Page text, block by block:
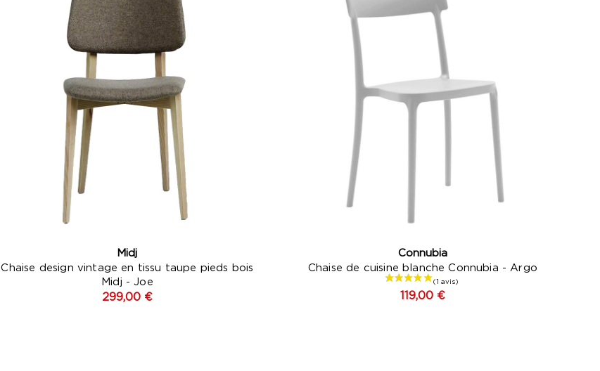
Midj
Chaise design vintage en tissu taupe pieds bois
Midj - Joe
299,00 €
Connubia
Chaise de cuisine blanche Connubia - Argo
119,00 €